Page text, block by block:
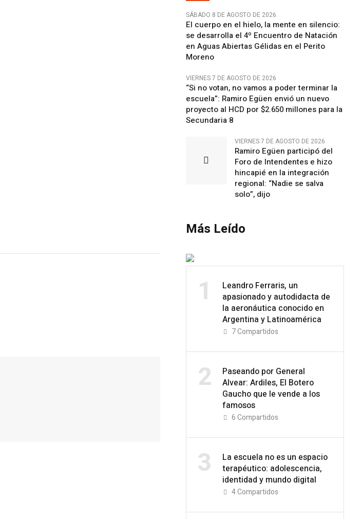
SÁBADO 8 DE AGOSTO DE 2026
El cuerpo en el hielo, la mente en silencio:
se desarrolla el 4º Encuentro de Natación
en Aguas Abiertas Gélidas en el Perito
Moreno
VIERNES 7 DE AGOSTO DE 2026
“Si no votan, no vamos a poder terminar la
escuela”: Ramiro Egüen envió un nuevo
proyecto al HCD por $2.650 millones para la
Secundaria 8
VIERNES 7 DE AGOSTO DE 2026
Ramiro Egüen participó del
Foro de Intendentes e hizo
hincapié en la integración
regional: “Nadie se salva
solo”, dijo
Más Leído
1
Leandro Ferraris, un
apasionado y autodidacta de
la aeronáutica conocido en
Argentina y Latinoamérica
7Compartidos
2
Paseando por General
Alvear: Ardiles, El Botero
Gaucho que le vende a los
famosos
6Compartidos
3
La escuela no es un espacio
terapéutico: adolescencia,
identidad y mundo digital
4Compartidos